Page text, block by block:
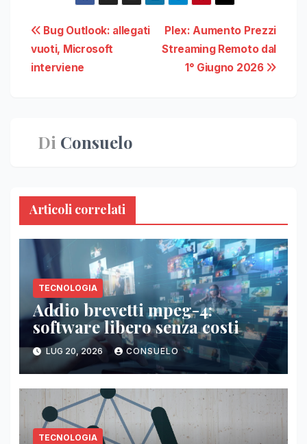
Navigazione
articoli
Plex: Aumento Prezzi
Streaming Remoto dal
1° Giugno 2026
Bug Outlook: allegati
vuoti, Microsoft
interviene
Di Consuelo
Articoli correlati
TECNOLOGIA
Addio brevetti mpeg-4:
software libero senza costi
LUG 20, 2026 CONSUELO
TECNOLOGIA